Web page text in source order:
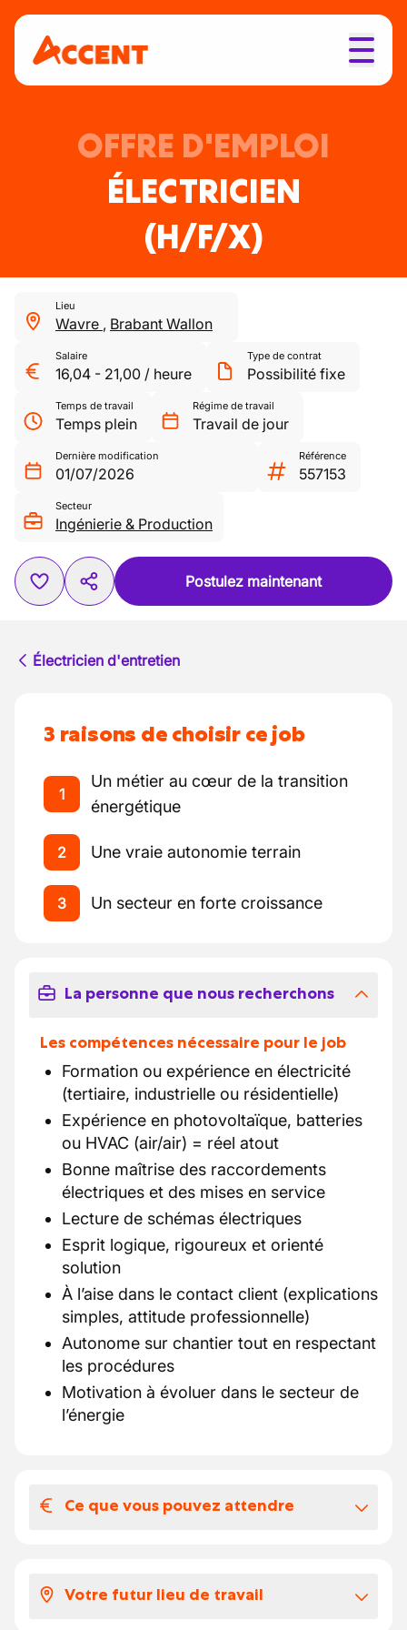
OFFRE D'EMPLOI
ÉLECTRICIEN
(H/F/X)
Lieu
Wavre , Brabant Wallon
Salaire
16,04 - 21,00 / heure
Type de contrat
Possibilité fixe
Temps de travail
Temps plein
Régime de travail
Travail de jour
Dernière modification
01/07/2026
Référence
557153
Secteur
Ingénierie & Production
Postulez maintenant
Électricien d'entretien
3 raisons de choisir ce job
1
Un métier au cœur de la transition
énergétique
2 Une vraie autonomie terrain
3 Un secteur en forte croissance
La personne que nous recherchons
Les compétences nécessaire pour le job
Formation ou expérience en électricité
(tertiaire, industrielle ou résidentielle)
Expérience en photovoltaïque, batteries
ou HVAC (air/air) = réel atout
Bonne maîtrise des raccordements
électriques et des mises en service
Lecture de schémas électriques
Esprit logique, rigoureux et orienté
solution
À l’aise dans le contact client (explications
simples, attitude professionnelle)
Autonome sur chantier tout en respectant
les procédures
Motivation à évoluer dans le secteur de
l’énergie
Ce que vous pouvez attendre
Salaire entre 16€ et 21€/heure selon
Votre futur lieu de travail